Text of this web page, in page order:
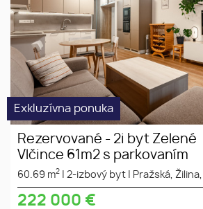
Exkluzívna ponuka
Rezervované - 2i byt Zelené
Vlčince 61m2 s parkovaním
60.69 m2 2-izbový byt Pražská, Žilina,
222 000 €